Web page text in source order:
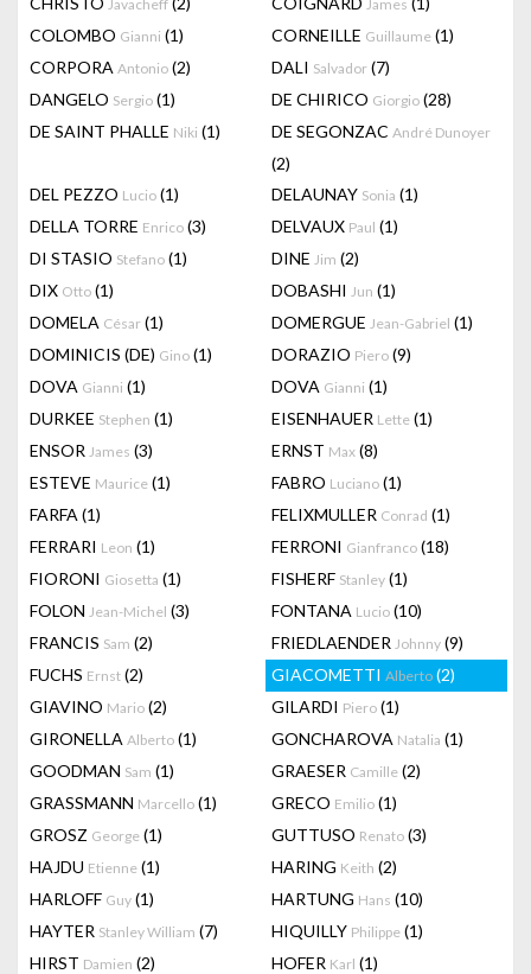
Javacheff James
COLOMBO Gianni (1) CORNEILLE Guillaume (1)
CORPORA Antonio (2) DALI Salvador (7)
DANGELO Sergio (1) DE CHIRICO Giorgio (28)
DE SAINT PHALLE Niki (1) DE SEGONZAC André Dunoyer
(2)
DEL PEZZO Lucio (1) DELAUNAY Sonia (1)
DELLA TORRE Enrico (3) DELVAUX Paul (1)
DI STASIO Stefano (1) DINE Jim (2)
DIX Otto (1) DOBASHI Jun (1)
DOMELA César (1) DOMERGUE Jean-Gabriel (1)
DOMINICIS (DE) Gino (1) DORAZIO Piero (9)
DOVA Gianni (1) DOVA Gianni (1)
DURKEE Stephen (1) EISENHAUER Lette (1)
ENSOR James (3) ERNST Max (8)
ESTEVE Maurice (1) FABRO Luciano (1)
FARFA (1) FELIXMULLER Conrad (1)
FERRARI Leon (1) FERRONI Gianfranco (18)
FIORONI Giosetta (1) FISHERF Stanley (1)
FOLON Jean-Michel (3) FONTANA Lucio (10)
FRANCIS Sam (2) FRIEDLAENDER Johnny (9)
FUCHS Ernst (2) GIACOMETTI Alberto (2)
GIAVINO Mario (2) GILARDI Piero (1)
GIRONELLA Alberto (1) GONCHAROVA Natalia (1)
GOODMAN Sam (1) GRAESER Camille (2)
GRASSMANN Marcello (1) GRECO Emilio (1)
GROSZ George (1) GUTTUSO Renato (3)
HAJDU Etienne (1) HARING Keith (2)
HARLOFF Guy (1) HARTUNG Hans (10)
HAYTER Stanley William (7) HIQUILLY Philippe (1)
HIRST Damien (2) HOFER Karl (1)